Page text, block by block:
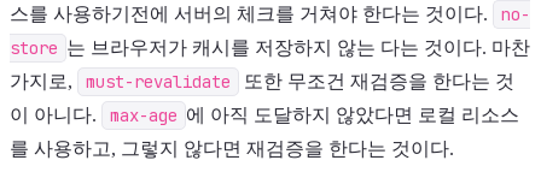
스를 사용하기전에 서버의 체크를 거쳐야 한다는 것이다.
no-
store 는 브라우저가 캐시를 저장하지 않는 다는 것이다. 마찬
가지로,
must-revalidate
또한 무조건 재검증을 한다는 것
이 아니다.
max-age 에 아직 도달하지 않았다면 로컬 리소스
를 사용하고, 그렇지 않다면 재검증을 한다는 것이다.